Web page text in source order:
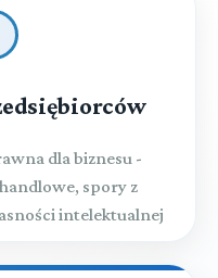
dla biznesu -
spory z
intelektualnej